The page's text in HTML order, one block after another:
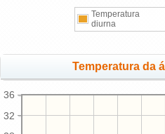
Temperatura
diurna
Temperatura da
32
36